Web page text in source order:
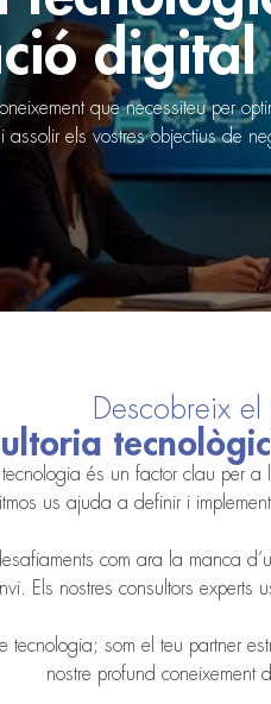
que necessiteu per
els vostres objectius de
Descobreix
és un factor clau per a
us ajuda a definir i
com ara la manca
Els nostres consultors
tecnologia; som el teu partner
nostre profund coneixement